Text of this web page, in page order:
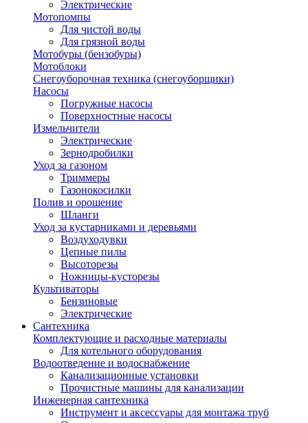
Электрические
Мотопомпы
Для чистой воды
Для грязной воды
Мотобуры (бензобуры)
Мотоблоки
Снегоуборочная техника (снегоуборщики)
Насосы
Погружные насосы
Поверхностные насосы
Измельчители
Электрические
Зернодробилки
Уход за газоном
Триммеры
Газонокосилки
Полив и орошение
Шланги
Уход за кустарниками и деревьями
Воздуходувки
Цепные пилы
Высоторезы
Ножницы-кусторезы
Культиваторы
Бензиновые
Электрические
Сантехника
Комплектующие и расходные материалы
Для котельного оборудования
Водоотведение и водоснабжение
Канализационные установки
Прочистные машины для канализации
Инженерная сантехника
Инструмент и аксессуары для монтажа труб